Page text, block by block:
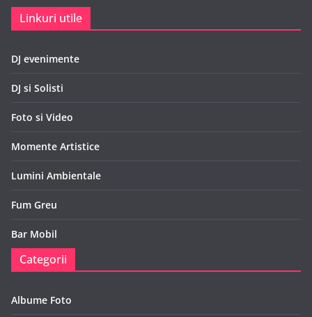
Linkuri utile
DJ evenimente
DJ si Solisti
Foto si Video
Momente Artistice
Lumini Ambientale
Fum Greu
Bar Mobil
Categorii
Albume Foto